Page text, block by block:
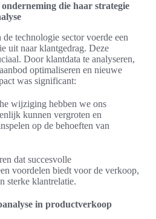
die haar strategie
technologie sector voerde een
uit naar klantgedrag. Deze
Door klantdata te analyseren,
optimaliseren en nieuwe
was significant:
wijziging hebben we ons
kunnen vergroten en
op de behoeften van
dat succesvolle
voordelen biedt voor de verkoop,
sterke klantrelatie.
in productverkoop